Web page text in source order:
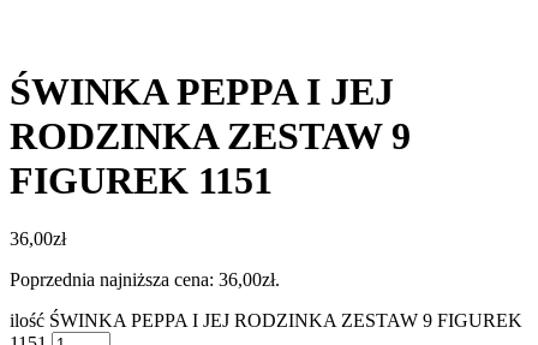
ŚWINKA PEPPA I JEJ
RODZINKA ZESTAW 9
FIGUREK 1151
36,00zł
Poprzednia najniższa cena: 36,00zł.
ilość ŚWINKA PEPPA I JEJ RODZINKA ZESTAW 9 FIGUREK